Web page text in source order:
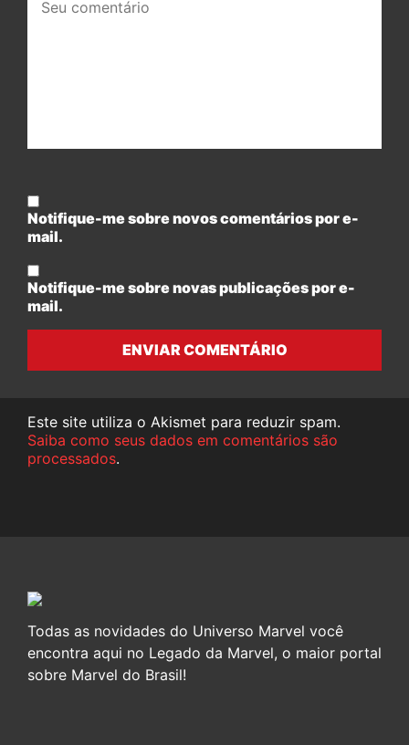
comentário:
Notifique-me sobre novos comentários por e-
mail.
Notifique-me sobre novas publicações por e-
mail.
ENVIAR COMENTÁRIO
Este site utiliza o Akismet para reduzir spam.
Saiba como seus dados em comentários são
processados.
Todas as novidades do Universo Marvel você
encontra aqui no Legado da Marvel, o maior portal
sobre Marvel do Brasil!